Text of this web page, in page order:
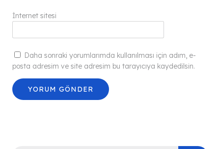
İnternet sitesi
Daha sonraki yorumlarımda kullanılması için adım, e-
posta adresim ve site adresim bu tarayıcıya kaydedilsin.